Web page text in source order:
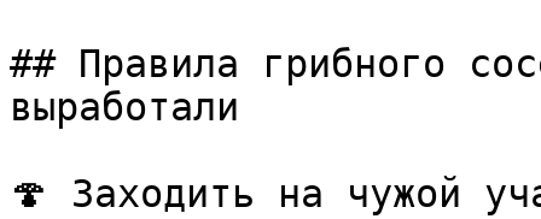
## Правила грибного
выработали
🍄 Заходить на чужой